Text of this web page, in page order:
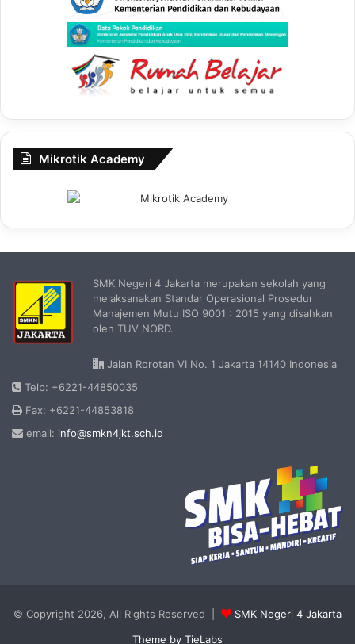
Mikrotik Academy
SMK Negeri 4 Jakarta merupakan sekolah yang
melaksanakan Standar Operasional Prosedur
Manajemen Mutu ISO 9001 : 2015 yang disahkan
oleh TUV NORD.
Jalan Rorotan VI No. 1 Jakarta 14140 Indonesia
Telp: +6221-44850035
Fax: +6221-44853818
email: info@smkn4jkt.sch.id
© Copyright 2026, All Rights Reserved |
SMK Negeri 4 Jakarta
Theme by TieLabs